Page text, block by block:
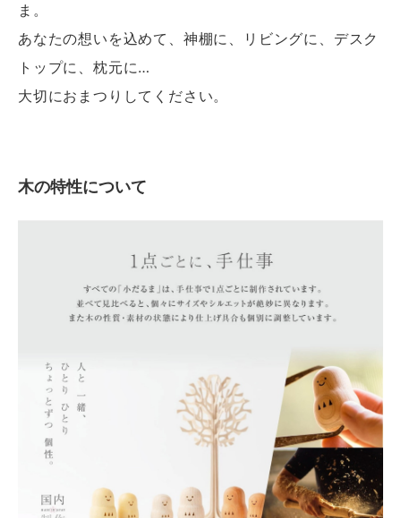
ま。
あなたの想いを込めて、神棚に、リビングに、デスク
トップに、枕元に…
大切におまつりしてください。
木の特性について